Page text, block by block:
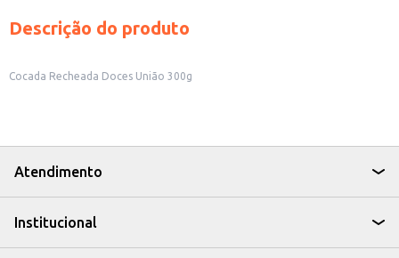
Descrição do produto
Cocada Recheada Doces União 300g
Atendimento
Institucional